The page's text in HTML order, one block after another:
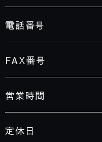
電話番号
FAX番号
営業時間
定休日